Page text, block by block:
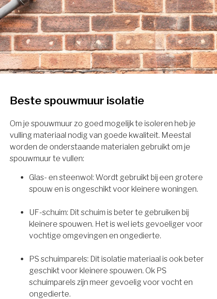
Beste spouwmuur isolatie
Om je spouwmuur zo goed mogelijk te isoleren heb je
vulling materiaal nodig van goede kwaliteit. Meestal
worden de onderstaande materialen gebruikt om je
spouwmuur te vullen:
Glas- en steenwol: Wordt gebruikt bij een grotere
spouw en is ongeschikt voor kleinere woningen.
UF-schuim: Dit schuim is beter te gebruiken bij
kleinere spouwen. Het is wel iets gevoeliger voor
vochtige omgevingen en ongedierte.
PS schuimparels: Dit isolatie materiaal is ook beter
geschikt voor kleinere spouwen. Ok PS
schuimparels zijn meer gevoelig voor vocht en
ongedierte.